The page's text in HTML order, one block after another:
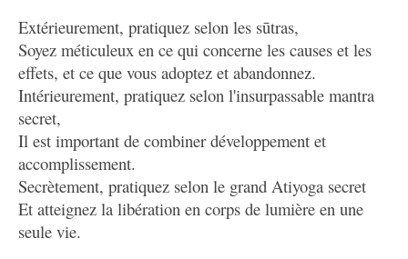
Extérieurement, pratiquez selon les sūtras,
Soyez méticuleux en ce qui concerne les causes et les
effets, et ce que vous adoptez et abandonnez.
Intérieurement, pratiquez selon l'insurpassable mantra
secret,
Il est important de combiner développement et
accomplissement.
Secrètement, pratiquez selon le grand Atiyoga secret
Et atteignez la libération en corps de lumière en une
seule vie.